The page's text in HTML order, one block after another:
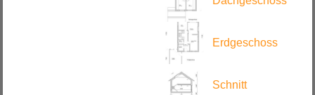
Erdgeschoss
Schnitt